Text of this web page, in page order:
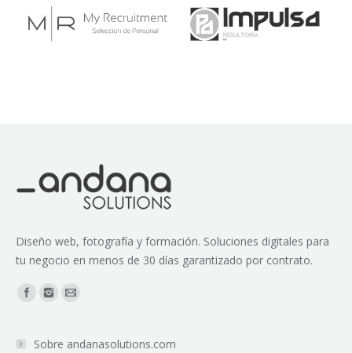
Diseño web, fotografía y formación. Soluciones digitales para
tu negocio en menos de 30 días garantizado por contrato.
Encuéntranos en:
Sobre andanasolutions.com